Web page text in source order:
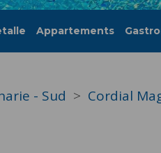
Appartements
- Sud Cordial